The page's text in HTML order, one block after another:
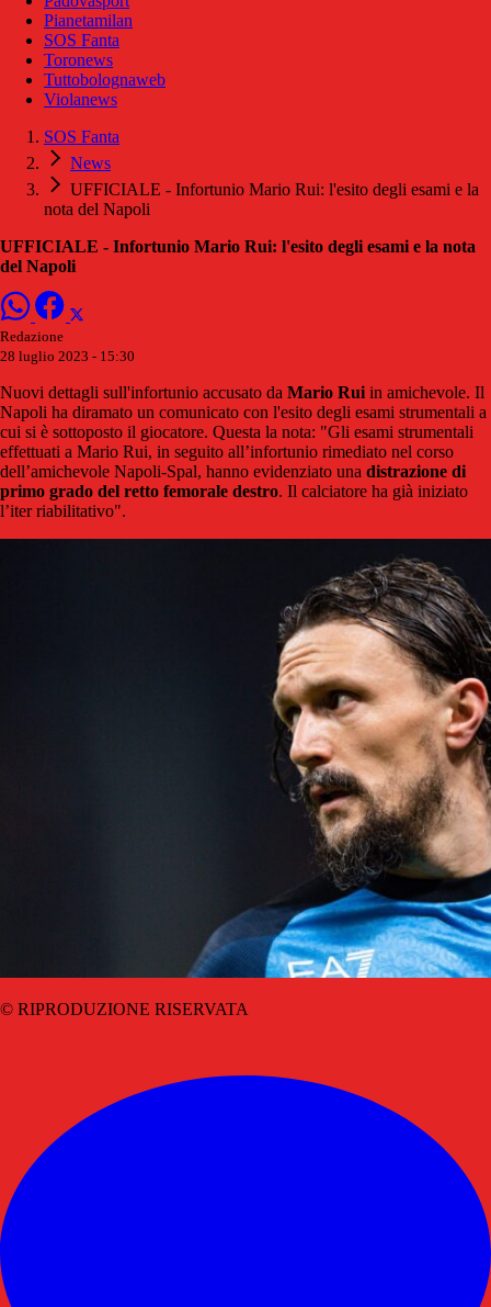
Pianetamilan
SOS Fanta
Toronews
Tuttobolognaweb
Violanews
SOS Fanta
News
UFFICIALE - Infortunio Mario Rui: l'esito degli esami e la
nota del Napoli
UFFICIALE - Infortunio Mario Rui: l'esito degli esami e la nota
del Napoli
Redazione
28 luglio 2023 - 15:30
Nuovi dettagli sull'infortunio accusato da Mario Rui in amichevole. Il
Napoli ha diramato un comunicato con l'esito degli esami strumentali a
cui si è sottoposto il giocatore. Questa la nota: "Gli esami strumentali
effettuati a Mario Rui, in seguito all’infortunio rimediato nel corso
dell’amichevole Napoli-Spal, hanno evidenziato una distrazione di
primo grado del retto femorale destro. Il calciatore ha già iniziato
l’iter riabilitativo".
© RIPRODUZIONE RISERVATA